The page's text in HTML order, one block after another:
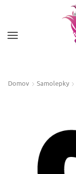
Domov Samolepky